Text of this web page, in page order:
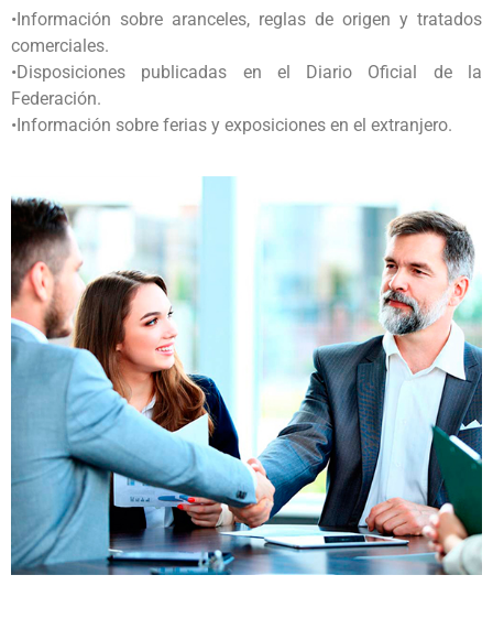
•Información sobre aranceles, reglas de origen y tratados
comerciales.
•Disposiciones publicadas en el Diario Oficial de la
Federación.
•Información sobre ferias y exposiciones en el extranjero.